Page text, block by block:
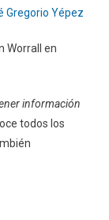
Gregorio Yépez
Worrall en
información
todos los